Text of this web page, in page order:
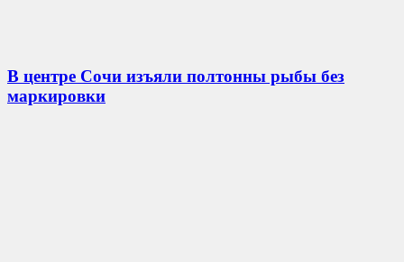
В центре Сочи изъяли полтонны рыбы без
маркировки